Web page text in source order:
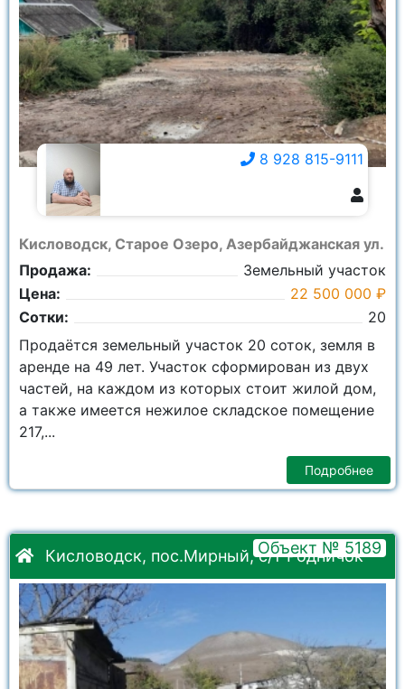
Кисловодск, Старое Озеро, Азербайджанская ул.
Продажа:
Земельный участок
Цена:
22 500 000 ₽
Сотки:
20
8 928 815-9111
Продаётся земельный участок 20 соток, земля в
аренде на 49 лет. Участок сформирован из двух
частей, на каждом из которых стоит жилой дом,
а также имеется нежилое складское помещение
217,...
Подробнее
Кисловодск, пос.Мирный, с/т Родничок
Объект № 5189